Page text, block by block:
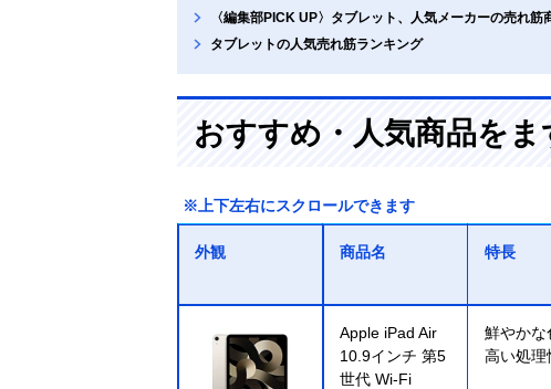
〈編集部PICK UP〉タブレット、人気メーカーの売れ筋
タブレットの人気売れ筋ランキング
おすすめ・人気商品を
※上下左右にスクロールできます
外観 商品名 特長
Apple iPad Air
10.9インチ 第5
世代 Wi-Fi
鮮やかな
高い処理